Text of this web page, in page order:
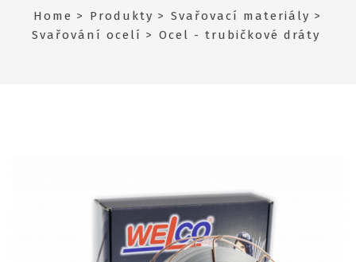
Home Produkty
Svařovací materiály
Svařování ocelí
Ocel - trubičkové dráty